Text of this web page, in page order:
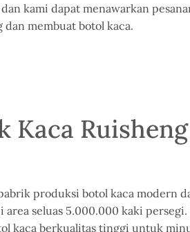
kami dapat menawarkan
dan membuat botol kaca.
Kaca
produksi botol kaca modern
area seluas 5.000.000 kaki
kaca berkualitas tinggi untuk